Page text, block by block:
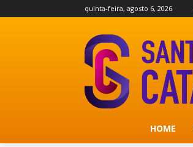
quinta-feira, agosto 6, 2026
HOME